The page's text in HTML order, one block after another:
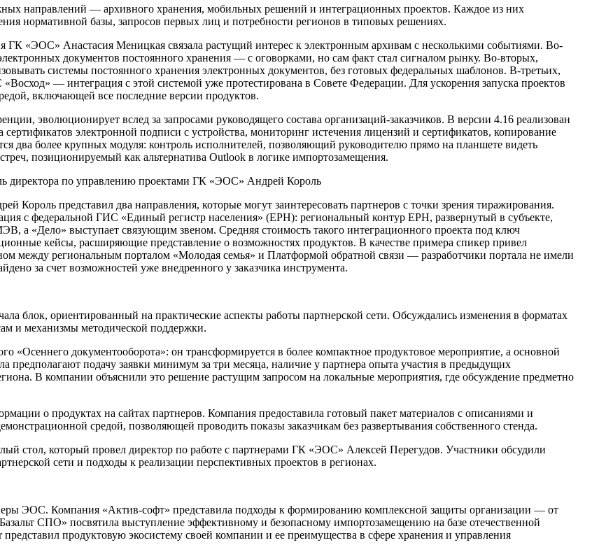
направлений — архивного хранения, мобильных решений и интеграционных проектов. Каждое из них
нормативной базы, запросов первых лиц и потребности регионов в типовых решениях.
ГК «ЭОС» Анастасия Меницкая связала растущий интерес к электронным архивам с несколькими событиями. Во-
документов постоянного хранения — с оговорками, но сам факт стал сигналом рынку. Во-вторых,
системы постоянного хранения электронных документов, без готовых федеральных шаблонов. В-третьих,
— интеграция с этой системой уже протестирована в Совете Федерации. Для ускорения запуска проектов
включающей все последние версии продуктов.
эволюционирует вслед за запросами руководящего состава организаций-заказчиков. В версии 4.16 реализован
электронной подписи с устройства, мониторинг истечения лицензий и сертификатов, копирование
два более крупных модуля: контроль исполнителей, позволяющий руководителю прямо на планшете видеть
позиционируемый как альтернатива Outlook в логике импортозамещения.
представил два направления, которые могут заинтересовать партнеров с точки зрения тиражирования.
с федеральной ГИС «Единый регистр населения» (ЕРН): региональный контур ЕРН, развернутый в субъекте,
а «Дело» выступает связующим звеном. Средняя стоимость такого интеграционного проекта под ключ
кейсы, расширяющие представление о возможностях продуктов. В качестве примера спикер привел
между региональным порталом «Молодая семья» и Платформой обратной связи — разработчики портала не имели
за счет возможностей уже внедренного у заказчика инструмента.
блок, ориентированный на практические аспекты работы партнерской сети. Обсуждались изменения в форматах
и механизмы методической поддержки.
«Осеннего документооборота»: он трансформируется в более компактное продуктовое мероприятие, а основной
предполагают подачу заявки минимум за три месяца, наличие у партнера опыта участия в предыдущих
В компании объяснили это решение растущим запросом на локальные мероприятия, где обсуждение предметно
о продуктах на сайтах партнеров. Компания предоставила готовый пакет материалов с описаниями и
средой, позволяющей проводить показы заказчикам без развертывания собственного стенда.
стол, который провел директор по работе с партнерами ГК «ЭОС» Алексей Перегудов. Участники обсудили
сети и подходы к реализации перспективных проектов в регионах.
ЭОС. Компания «Актив-софт» представила подходы к формированию комплексной защиты организации — от
СПО» посвятила выступление эффективному и безопасному импортозамещению на базе отечественной
продуктовую экосистему своей компании и ее преимущества в сфере хранения и управления